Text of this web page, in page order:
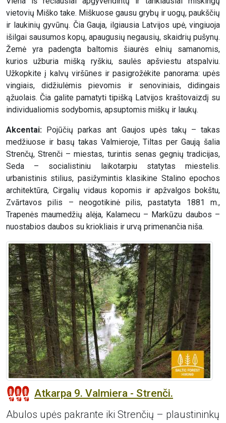
vietovių Miško take. Miškuose gausu grybų ir uogų, paukščių
ir laukinių gyvūnų. Čia Gauja, ilgiausia Latvijos upė, vingiuoja
išilgai sausumos kopų, apaugusių negausių, skaidrių pušynų.
Žemė yra padengta baltomis šiaurės elnių samanomis,
kurios užburia mišką ryškiu, saulės apšviestu atspalviu.
Užkopkite į kalvų viršūnes ir pasigrožėkite panorama: upės
vingiais, didžiulėmis pievomis ir senoviniais, didingais
ąžuolais. Čia galite pamatyti tipišką Latvijos kraštovaizdį su
individualiomis sodybomis, apsuptomis miškų ir laukų.
Akcentai: Pojūčių parkas ant Gaujos upės takų – takas
medžiuose ir basų takas Valmieroje, Tiltas per Gaują šalia
Strenčų, Strenči – miestas, turintis senas gegnių tradicijas,
Seda – socialistiniu laikotarpiu statytas miestelis.
urbanistinis stilius, pasižymintis klasikine Stalino epochos
architektūra, Cirgalių vidaus kopomis ir apžvalgos bokštu,
Zvārtavos pilis – neogotikinė pilis, pastatyta 1881 m.,
Trapenės maumedžių alėja, Kalamecu – Markūzu daubos –
nuostabios daubos su kriokliais ir urvą primenančia niša.
Atkarpa 9. Valmiera - Strenči.
Abulos upės pakrante iki Strenčių – plaustininkų